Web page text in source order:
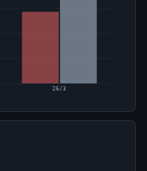
26/3